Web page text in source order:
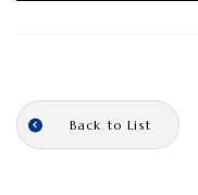
Back to List